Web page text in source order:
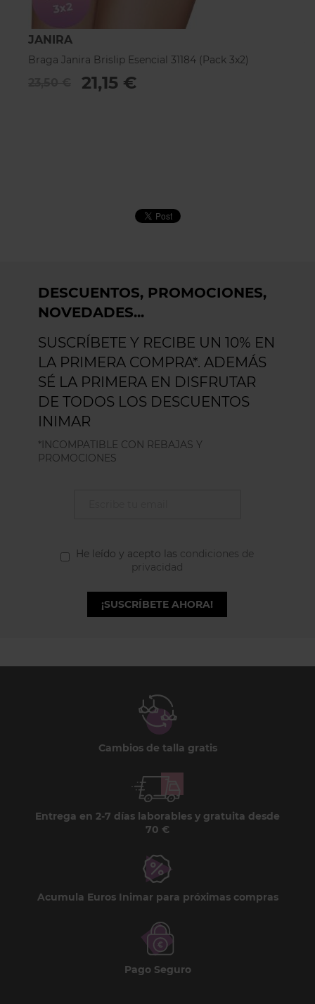
JANIRA
Braga Janira Brislip Esencial 31184 (Pack 3x2)
21,15 €
DESCUENTOS, PROMOCIONES,
NOVEDADES...
SUSCRÍBETE Y RECIBE UN 10% EN
LA PRIMERA COMPRA*. ADEMÁS
SÉ LA PRIMERA EN DISFRUTAR
DE TODOS LOS DESCUENTOS
INIMAR
*INCOMPATIBLE CON REBAJAS Y
PROMOCIONES
He leído y acepto las condiciones de
privacidad
¡SUSCRÍBETE AHORA!
Cambios de talla gratis
Entrega en 2-7 días laborables y gratuita desde
70 €
Acumula Euros Inimar para próximas compras
Pago Seguro